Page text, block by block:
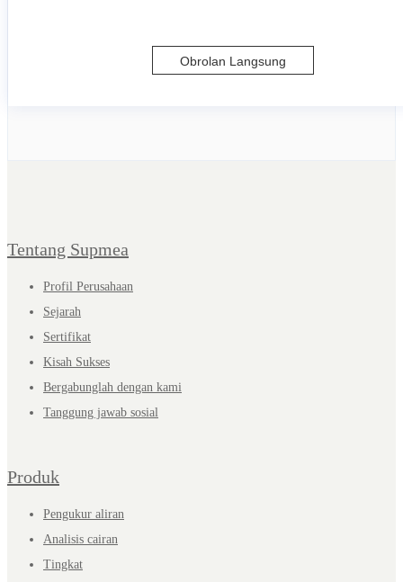
Obrolan Langsung
Tentang Supmea
Profil Perusahaan
Sejarah
Sertifikat
Kisah Sukses
Bergabunglah dengan kami
Tanggung jawab sosial
Produk
Pengukur aliran
Analisis cairan
Tingkat